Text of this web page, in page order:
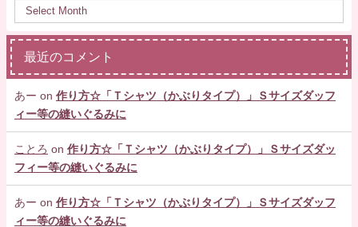
最近のコメント
あー on 作り方☆「Ｔシャツ（かぶりタイプ）」Ｓサイズダッフ
ィー等の縫いぐるみに
ことろ on 作り方☆「Ｔシャツ（かぶりタイプ）」Ｓサイズダッ
フィー等の縫いぐるみに
あー on 作り方☆「Ｔシャツ（かぶりタイプ）」Ｓサイズダッフ
ィー等の縫いぐるみに